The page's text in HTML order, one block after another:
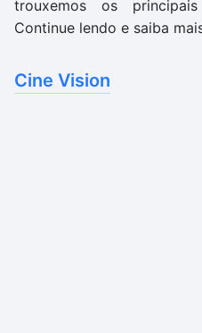
trouxemos os
Continue lendo e saiba
Cine Vision